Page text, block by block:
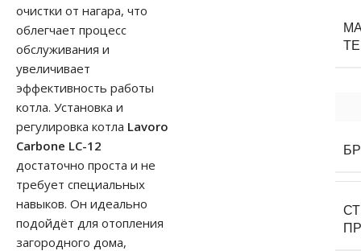
очистки от нагара, что
облегчает процесс
обслуживания и
увеличивает
эффективность работы
котла. Установка и
регулировка котла Lavoro
Carbone LC-12
достаточно проста и не
требует специальных
навыков. Он идеально
подойдёт для отопления
загородного дома,